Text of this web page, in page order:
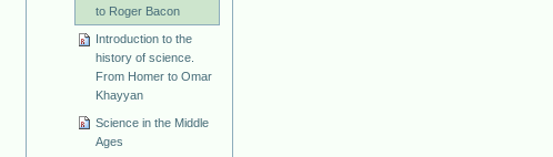
to Roger Bacon
Introduction to the
history of science.
From Homer to Omar
Khayyan
Science in the Middle
Ages